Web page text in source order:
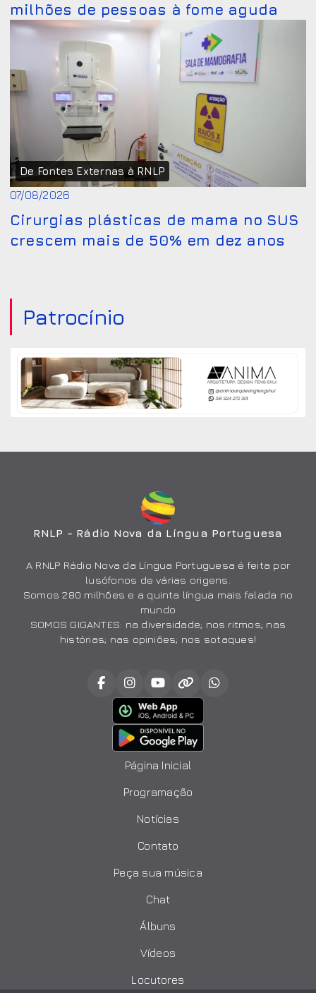
milhões de pessoas à fome aguda
De Fontes Externas à RNLP
07/08/2026
Cirurgias plásticas de mama no SUS
crescem mais de 50% em dez anos
Patrocínio
RNLP - Rádio Nova da Língua Portuguesa
A RNLP Rádio Nova da Língua Portuguesa é feita por
lusófonos de várias origens.
Somos 280 milhões e a quinta língua mais falada no
mundo
SOMOS GIGANTES: na diversidade; nos ritmos; nas
histórias; nas opiniões; nos sotaques!
Página Inicial
Programação
Notícias
Contato
Peça sua música
Chat
Álbuns
Vídeos
Locutores